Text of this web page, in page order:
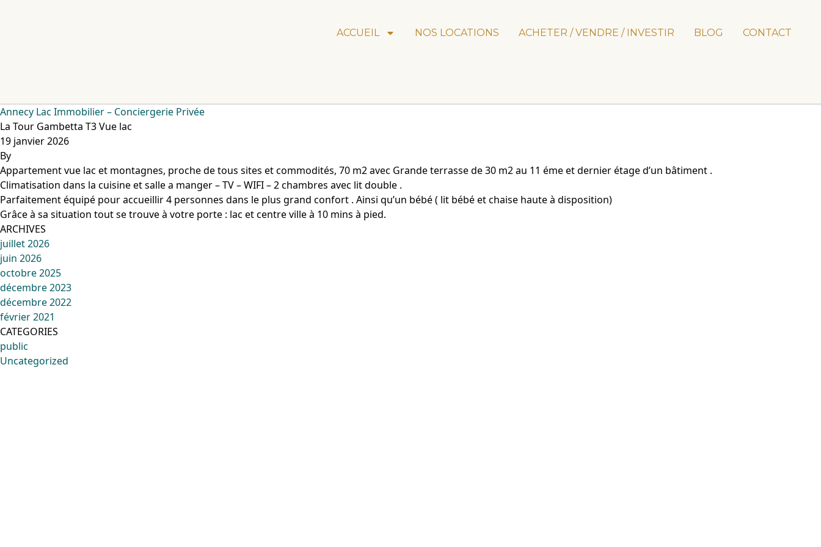
ACCUEIL NOS LOCATIONS ACHETER / VENDRE / INVESTIR BLOG CONTACT
Aller au contenu
Annecy Lac Immobilier – Conciergerie Privée
La Tour Gambetta T3 Vue lac
19 janvier 2026
By
Appartement vue lac et montagnes, proche de tous sites et commodités, 70 m2 avec Grande terrasse de 30 m2 au 11 éme et dernier étage d’un bâtiment .
Climatisation dans la cuisine et salle a manger – TV – WIFI – 2 chambres avec lit double .
Parfaitement équipé pour accueillir 4 personnes dans le plus grand confort . Ainsi qu’un bébé ( lit bébé et chaise haute à disposition)
Grâce à sa situation tout se trouve à votre porte : lac et centre ville à 10 mins à pied.
ARCHIVES
juillet 2026
juin 2026
octobre 2025
décembre 2023
décembre 2022
février 2021
CATEGORIES
public
Uncategorized